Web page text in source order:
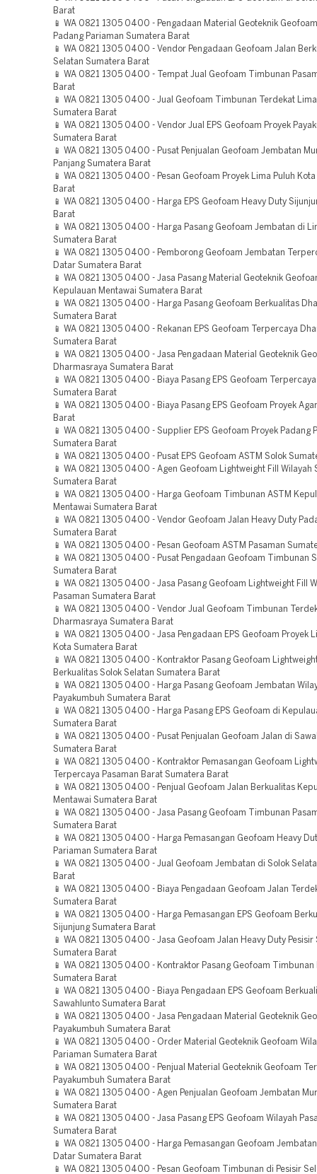
Barat
📱 WA 0821 1305 0400 - Pengadaan Material Geoteknik
Padang Pariaman Sumatera Barat
📱 WA 0821 1305 0400 - Vendor Pengadaan Geofoam Jalan
Selatan Sumatera Barat
📱 WA 0821 1305 0400 - Tempat Jual Geofoam Timbunan
Barat
📱 WA 0821 1305 0400 - Jual Geofoam Timbunan Terdekat
Sumatera Barat
📱 WA 0821 1305 0400 - Vendor Jual EPS Geofoam Proyek
Sumatera Barat
📱 WA 0821 1305 0400 - Pusat Penjualan Geofoam Jembatan
Panjang Sumatera Barat
📱 WA 0821 1305 0400 - Pesan Geofoam Proyek Lima Puluh
Barat
📱 WA 0821 1305 0400 - Harga EPS Geofoam Heavy Duty
Barat
📱 WA 0821 1305 0400 - Harga Pasang Geofoam Jembatan di
Sumatera Barat
📱 WA 0821 1305 0400 - Pemborong Geofoam Jembatan
Datar Sumatera Barat
📱 WA 0821 1305 0400 - Jasa Pasang Material Geoteknik
Kepulauan Mentawai Sumatera Barat
📱 WA 0821 1305 0400 - Harga Pasang Geofoam Berkualitas
Sumatera Barat
📱 WA 0821 1305 0400 - Rekanan EPS Geofoam Terpercaya
Sumatera Barat
📱 WA 0821 1305 0400 - Jasa Pengadaan Material Geoteknik
Dharmasraya Sumatera Barat
📱 WA 0821 1305 0400 - Biaya Pasang EPS Geofoam
Sumatera Barat
📱 WA 0821 1305 0400 - Biaya Pasang EPS Geofoam Proyek
Barat
📱 WA 0821 1305 0400 - Supplier EPS Geofoam Proyek Padang
Sumatera Barat
📱 WA 0821 1305 0400 - Pusat EPS Geofoam ASTM Solok
📱 WA 0821 1305 0400 - Agen Geofoam Lightweight Fill Wilayah
Sumatera Barat
📱 WA 0821 1305 0400 - Harga Geofoam Timbunan ASTM
Mentawai Sumatera Barat
📱 WA 0821 1305 0400 - Vendor Geofoam Jalan Heavy Duty
Sumatera Barat
📱 WA 0821 1305 0400 - Pesan Geofoam ASTM Pasaman
📱 WA 0821 1305 0400 - Pusat Pengadaan Geofoam Timbunan
Sumatera Barat
📱 WA 0821 1305 0400 - Jasa Pasang Geofoam Lightweight Fill
Pasaman Sumatera Barat
📱 WA 0821 1305 0400 - Vendor Jual Geofoam Timbunan
Dharmasraya Sumatera Barat
📱 WA 0821 1305 0400 - Jasa Pengadaan EPS Geofoam Proyek
Kota Sumatera Barat
📱 WA 0821 1305 0400 - Kontraktor Pasang Geofoam
Berkualitas Solok Selatan Sumatera Barat
📱 WA 0821 1305 0400 - Harga Pasang Geofoam Jembatan
Payakumbuh Sumatera Barat
📱 WA 0821 1305 0400 - Harga Pasang EPS Geofoam di
Sumatera Barat
📱 WA 0821 1305 0400 - Pusat Penjualan Geofoam Jalan di
Sumatera Barat
📱 WA 0821 1305 0400 - Kontraktor Pemasangan Geofoam
Terpercaya Pasaman Barat Sumatera Barat
📱 WA 0821 1305 0400 - Penjual Geofoam Jalan Berkualitas
Mentawai Sumatera Barat
📱 WA 0821 1305 0400 - Jasa Pasang Geofoam Timbunan
Sumatera Barat
📱 WA 0821 1305 0400 - Harga Pemasangan Geofoam Heavy
Pariaman Sumatera Barat
📱 WA 0821 1305 0400 - Jual Geofoam Jembatan di Solok
Barat
📱 WA 0821 1305 0400 - Biaya Pengadaan Geofoam Jalan
Sumatera Barat
📱 WA 0821 1305 0400 - Harga Pemasangan EPS Geofoam
Sijunjung Sumatera Barat
📱 WA 0821 1305 0400 - Jasa Geofoam Jalan Heavy Duty Pesisir
Sumatera Barat
📱 WA 0821 1305 0400 - Kontraktor Pasang Geofoam Timbunan
Sumatera Barat
📱 WA 0821 1305 0400 - Biaya Pengadaan EPS Geofoam
Sawahlunto Sumatera Barat
📱 WA 0821 1305 0400 - Jasa Pengadaan Material Geoteknik
Payakumbuh Sumatera Barat
📱 WA 0821 1305 0400 - Order Material Geoteknik Geofoam
Pariaman Sumatera Barat
📱 WA 0821 1305 0400 - Penjual Material Geoteknik Geofoam
Payakumbuh Sumatera Barat
📱 WA 0821 1305 0400 - Agen Penjualan Geofoam Jembatan
Sumatera Barat
📱 WA 0821 1305 0400 - Jasa Pasang EPS Geofoam Wilayah
Sumatera Barat
📱 WA 0821 1305 0400 - Harga Pemasangan Geofoam
Datar Sumatera Barat
📱 WA 0821 1305 0400 - Pesan Geofoam Timbunan di Pesisir